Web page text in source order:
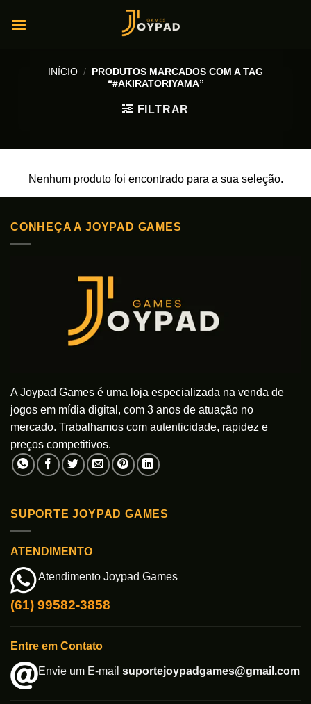
INÍCIO / PRODUTOS MARCADOS COM A TAG
“#AKIRATORIYAMA”
FILTRAR
Nenhum produto foi encontrado para a sua seleção.
CONHEÇA A JOYPAD GAMES
A Joypad Games é uma loja especializada na venda de
jogos em mídia digital, com 3 anos de atuação no
mercado. Trabalhamos com autenticidade, rapidez e
preços competitivos.
SUPORTE JOYPAD GAMES
ATENDIMENTO
Atendimento Joypad Games
(61) 99582-3858
Entre em Contato
Envie um E-mail suportejoypadgames@gmail.com